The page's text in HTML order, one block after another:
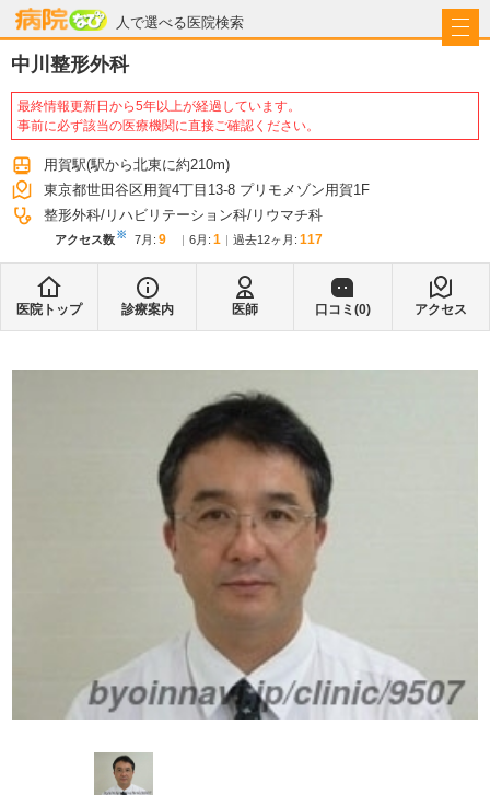
人で選べる医院検索
病院なび
中川整形外科
最終情報更新日から5年以上が経過しています。
事前に必ず該当の医療機関に直接ご確認ください。
用賀駅(駅から北東に約210m)
東京都世田谷区用賀4丁目13-8 プリモメゾン用賀1F
整形外科 リハビリテーション科 リウマチ科
アクセス数※ 7月 : 9 6月 : 1 過去12ヶ月: 117
医院トップ 診療案内 医師 口コミ(0) アクセス